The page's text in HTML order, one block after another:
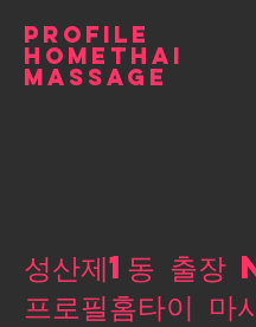
PROFILE
HOMETHAI
MASSAGE
성산제1동 출장
프로필홈타이 마